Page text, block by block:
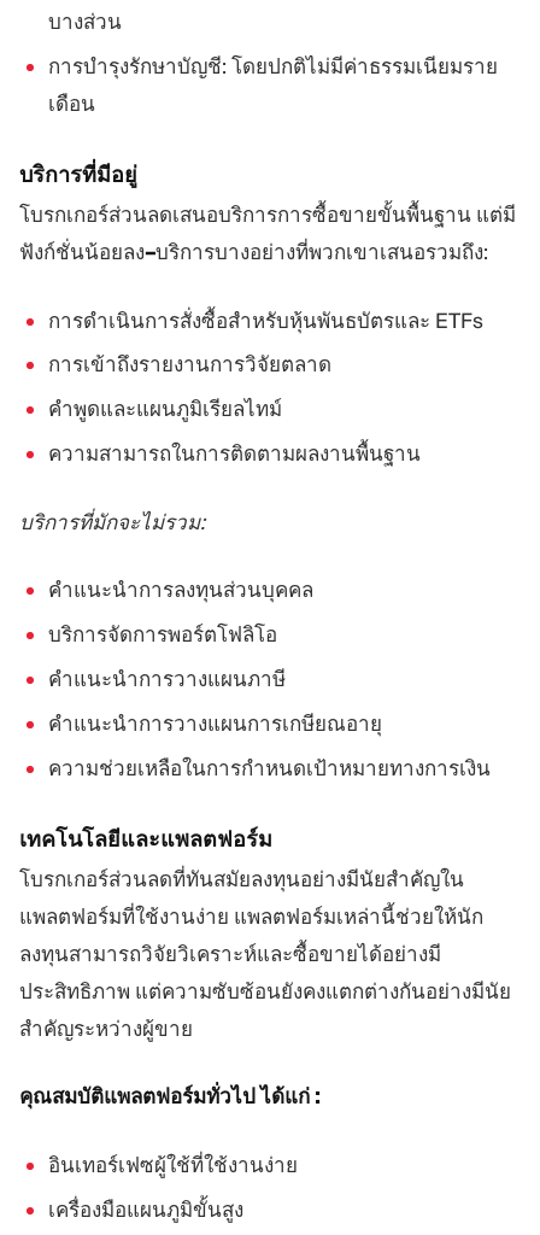
บางส่วน
การบำรุงรักษาบัญชี: โดยปกติไม่มีค่าธรรมเนียมราย
เดือน
บริการที่มีอยู่
โบรกเกอร์ส่วนลดเสนอบริการการซื้อขายขั้นพื้นฐาน แต่มี
ฟังก์ชั่นน้อยลง–บริการบางอย่างที่พวกเขาเสนอรวมถึง:
การดำเนินการสั่งซื้อสำหรับหุ้นพันธบัตรและ ETFs
การเข้าถึงรายงานการวิจัยตลาด
คำพูดและแผนภูมิเรียลไทม์
ความสามารถในการติดตามผลงานพื้นฐาน
บริการที่มักจะไม่รวม:
คำแนะนำการลงทุนส่วนบุคคล
บริการจัดการพอร์ตโฟลิโอ
คำแนะนำการวางแผนภาษี
คำแนะนำการวางแผนการเกษียณอายุ
ความช่วยเหลือในการกำหนดเป้าหมายทางการเงิน
เทคโนโลยีและแพลตฟอร์ม
โบรกเกอร์ส่วนลดที่ทันสมัยลงทุนอย่างมีนัยสำคัญใน
แพลตฟอร์มที่ใช้งานง่าย แพลตฟอร์มเหล่านี้ช่วยให้นัก
ลงทุนสามารถวิจัยวิเคราะห์และซื้อขายได้อย่างมี
ประสิทธิภาพ แต่ความซับซ้อนยังคงแตกต่างกันอย่างมีนัย
สำคัญระหว่างผู้ขาย
คุณสมบัติแพลตฟอร์มทั่วไป ได้แก่ :
อินเทอร์เฟซผู้ใช้ที่ใช้งานง่าย
เครื่องมือแผนภูมิขั้นสูง